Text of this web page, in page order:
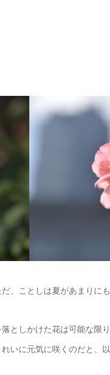
、ことしは夏があまりに
としかけた花は可能な限
いに元気に咲くのだと、